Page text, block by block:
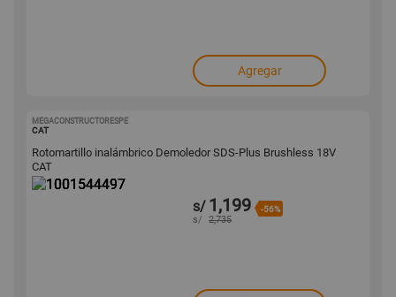
Agregar
MEGACONSTRUCTORESPE
CAT
Rotomartillo inalámbrico Demoledor SDS-Plus Brushless 18V
CAT
s/ 1,199 -56%
s/ 2,735